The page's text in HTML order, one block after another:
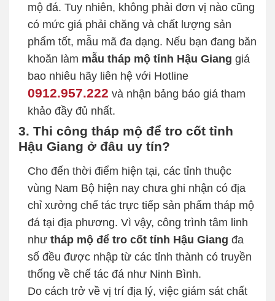
mộ đá. Tuy nhiên, không phải đơn vị nào cũng
có mức giá phải chăng và chất lượng sản
phẩm tốt, mẫu mã đa dạng. Nếu bạn đang băn
khoăn làm mẫu tháp mộ tỉnh Hậu Giang giá
bao nhiêu hãy liên hệ với Hotline
0912.957.222 và nhận bảng báo giá tham
khảo đầy đủ nhất.
3. Thi công tháp mộ để tro cốt tỉnh
Hậu Giang ở đâu uy tín?
Cho đến thời điểm hiện tại, các tỉnh thuộc
vùng Nam Bộ hiện nay chưa ghi nhận có địa
chỉ xưởng chế tác trực tiếp sản phẩm tháp mộ
đá tại địa phương. Vì vậy, công trình tâm linh
như tháp mộ để tro cốt tỉnh Hậu Giang đa
số đều được nhập từ các tỉnh thành có truyền
thống về chế tác đá như Ninh Bình.
Do cách trở về vị trí địa lý, việc giám sát chất